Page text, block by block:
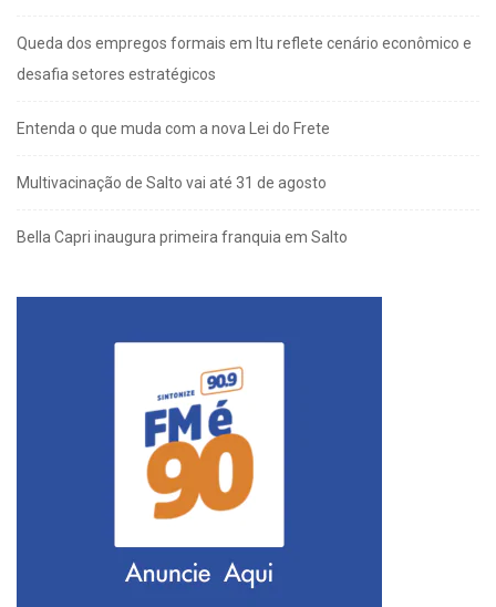
Queda dos empregos formais em Itu reflete cenário econômico e
desafia setores estratégicos
Entenda o que muda com a nova Lei do Frete
Multivacinação de Salto vai até 31 de agosto
Bella Capri inaugura primeira franquia em Salto